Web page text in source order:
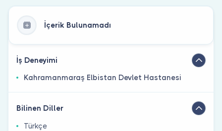
İçerik Bulunamadı
İş Deneyimi
Kahramanmaraş Elbistan Devlet Hastanesi
Bilinen Diller
Türkçe